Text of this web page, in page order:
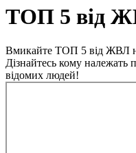
ТОП 5 від
Вмикайте ТОП 5 від ЖВЛ
Дізнайтесь кому належать
відомих людей!